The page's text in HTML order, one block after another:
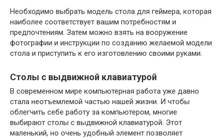
Необходимо выбрать модель стола для геймера, которая
наиболее соответствует вашим потребностям и
предпочтениям. Затем можно взять на вооружение
фотографии и инструкции по созданию желаемой модели
стола и приступить к его изготовлению своими руками.
Столы с выдвижной клавиатурой
В современном мире компьютерная работа уже давно
стала неотъемлемой частью нашей жизни. И чтобы
облегчить себе работу за компьютером, многие
выбирают столы с выдвижной клавиатурой. Этот
маленький, но очень удобный элемент позволяет